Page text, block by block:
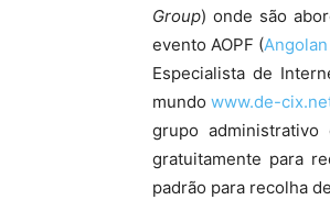
Group) onde são
evento AOPF (
Especialista de
mundowww.de-
grupo administrativo
gratuitamente para
padrão para recolha